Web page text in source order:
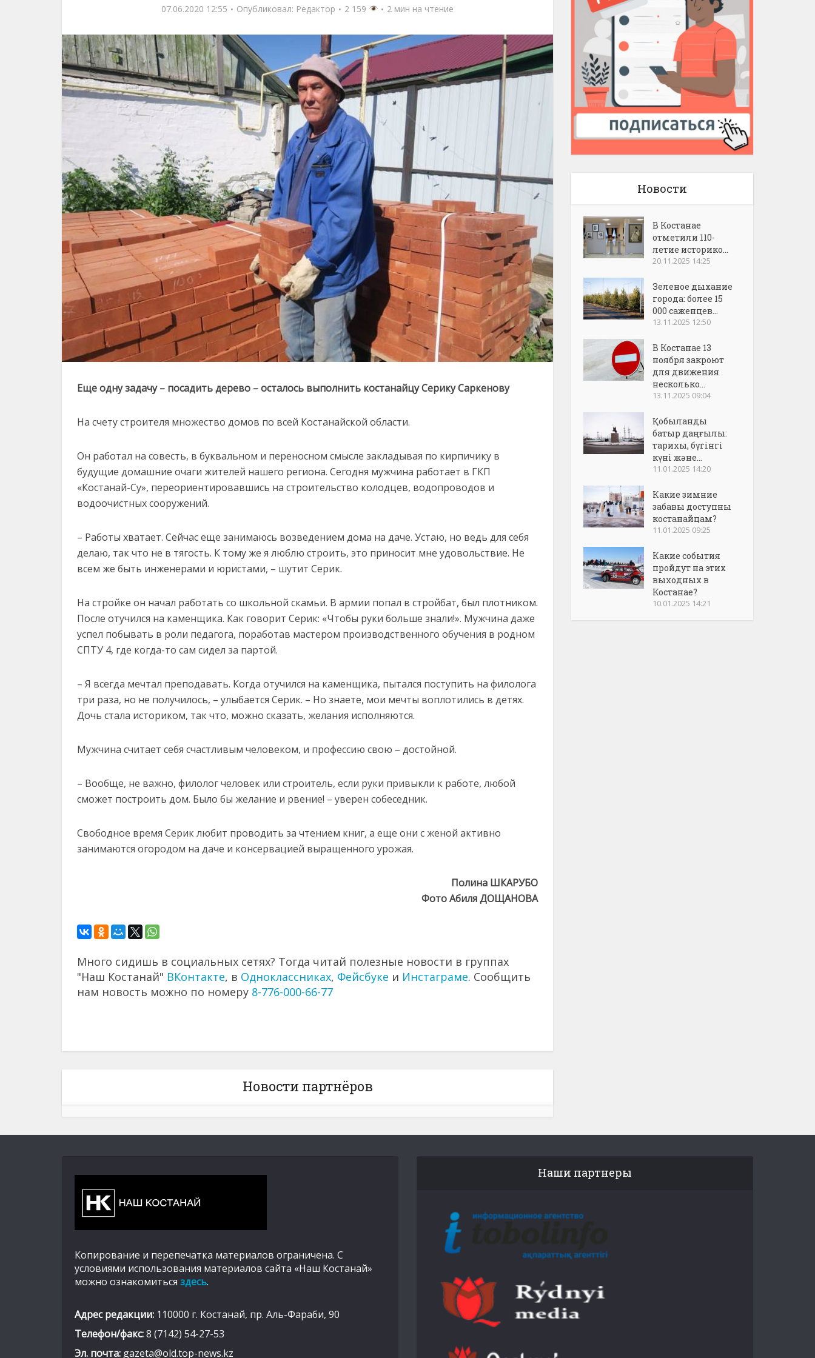
07.06.2020 12:55 Опубликовал: Редактор 2 159 2 мин на чтение
Еще одну задачу – посадить дерево – осталось выполнить костанайцу Серику Саркенову
На счету строителя множество домов по всей Костанайской области.
Он работал на совесть, в буквальном и переносном смысле закладывая по кирпичику в
будущие домашние очаги жителей нашего региона. Сегодня мужчина работает в ГКП
«Костанай-Су», переориентировавшись на строительство колодцев, водопроводов и
водоочистных сооружений.
– Работы хватает. Сейчас еще занимаюсь возведением дома на даче. Устаю, но ведь для себя
делаю, так что не в тягость. К тому же я люблю строить, это приносит мне удовольствие. Не
всем же быть инженерами и юристами, – шутит Серик.
На стройке он начал работать со школьной скамьи. В армии попал в стройбат, был плотником.
После отучился на каменщика. Как говорит Серик: «Чтобы руки больше знали!». Мужчина даже
успел побывать в роли педагога, поработав мастером производственного обучения в родном
СПТУ 4, где когда-то сам сидел за партой.
– Я всегда мечтал преподавать. Когда отучился на каменщика, пытался поступить на филолога
три раза, но не получилось, – улыбается Серик. – Но знаете, мои мечты воплотились в детях.
Дочь стала историком, так что, можно сказать, желания исполняются.
Мужчина считает себя счастливым человеком, и профессию свою – достойной.
– Вообще, не важно, филолог человек или строитель, если руки привыкли к работе, любой
сможет построить дом. Было бы желание и рвение! – уверен собеседник.
Свободное время Серик любит проводить за чтением книг, а еще они с женой активно
занимаются огородом на даче и консервацией выращенного урожая.
Полина ШКАРУБО
Фото Абиля ДОЩАНОВА
Много сидишь в социальных сетях? Тогда читай полезные новости в группах
"Наш Костанай" ВКонтакте, в Одноклассниках, Фейсбуке и Инстаграме. Сообщить
нам новость можно по номеру 8-776-000-66-77
Новости партнёров
Новости
В Костанае
отметили 110-
летие историко...
20.11.2025 14:25
Зеленое дыхание
города: более 15
000 саженцев...
13.11.2025 12:50
В Костанае 13
ноября закроют
для движения
несколько...
13.11.2025 09:04
Қобыланды
батыр даңғылы:
тарихы, бүгінгі
күні және...
11.01.2025 14:20
Какие зимние
забавы доступны
костанайцам?
11.01.2025 09:25
Какие события
пройдут на этих
выходных в
Костанае?
10.01.2025 14:21
Копирование и перепечатка материалов ограничена. С
условиями использования материалов сайта «Наш Костанай»
можно ознакомиться здесь.
Адрес редакции: 110000 г. Костанай, пр. Аль-Фараби, 90
Телефон/факс:8 (7142) 54-27-53
Эл. почта: gazeta@old.top-news.kz
Наши партнеры